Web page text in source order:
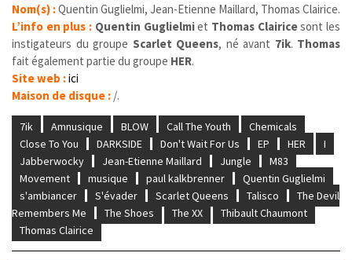
Nom(s) :Quentin Guglielmi, Jean-Etienne Maillard, Thomas Clairice.
L’info en plus : Quentin Guglielmiet Thomas Clairicesont les
instigateurs du groupe Scarlet Queens, né avant 7ik. Thomas
fait également partie du groupe HER.
Site web :ici
Maison de disque : /.
7ik Amnusique BLOW Call The Youth
Chemicals
Close To You
DARKSIDE Don't Wait For Us EP HER
I
Jabberwocky
Jean-Etienne Maillard Jungle
M83
Movement
musique paul kalkbrenner
Quentin Guglielmi
s'ambiancer
S'évader Scarlet Queens Talisco
The Devil
Remembers Me
The Shoes The XX
Thibault Chaumont
Thomas Clairice